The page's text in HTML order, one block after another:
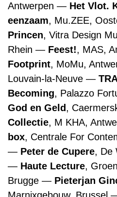
Antwerpen
Het Vlot.
eenzaam, Mu.ZEE,
Princen, Vitra Design
Rhein
Feest!, MAS,
Footprint, MoMu,
Louvain-la-Neuve
Becoming, Palazzo
God en Geld,
Collectie, M KHA,
box, Centrale For
Peter de Cupere, De
Haute Lecture,
Brugge
Pieterjan